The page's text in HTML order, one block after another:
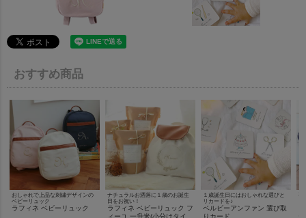
おすすめ商品
おしゃれで上品な刺繍デザインの
ベビーリュック
ラフィネ ベビーリュック
ナチュラルお洒落に１歳のお誕生
日をお祝い！
ラフィネ ベビーリュック フ
ィーユ 一升米(小分けタイ
１歳誕生日にはおしゃれな選びと
リカードを♪
ベルビーアンファン 選び取
りカード
手